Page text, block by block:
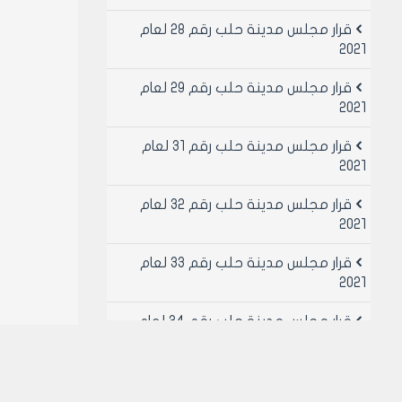
قرار مجلس مدينة حلب رقم 28 لعام
2021
قرار مجلس مدينة حلب رقم 29 لعام
2021
قرار مجلس مدينة حلب رقم 31 لعام
2021
قرار مجلس مدينة حلب رقم 32 لعام
2021
قرار مجلس مدينة حلب رقم 33 لعام
2021
قرار مجلس مدينة حلب رقم 34 لعام